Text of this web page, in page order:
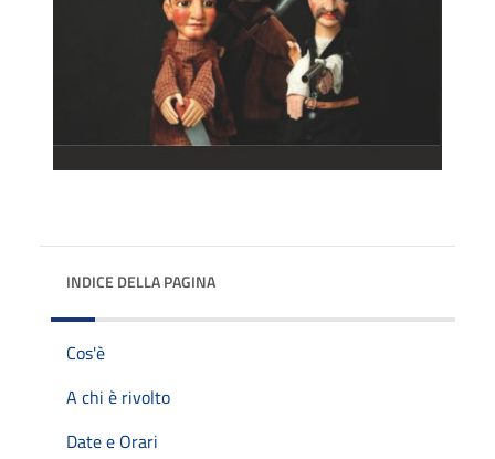
INDICE DELLA PAGINA
Cos'è
A chi è rivolto
Date e Orari